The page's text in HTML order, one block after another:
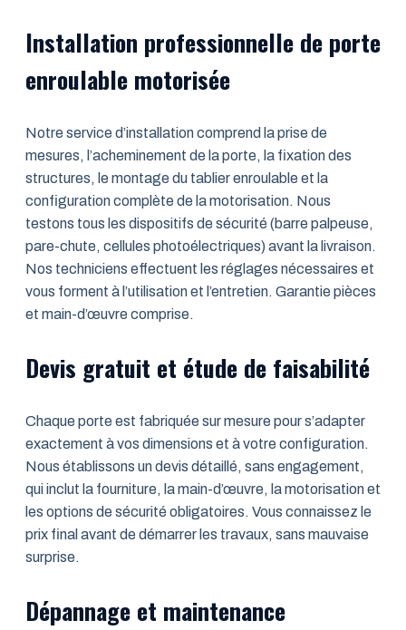
Installation professionnelle de porte
enroulable motorisée
Notre service d’installation comprend la prise de
mesures, l’acheminement de la porte, la fixation des
structures, le montage du tablier enroulable et la
configuration complète de la motorisation. Nous
testons tous les dispositifs de sécurité (barre palpeuse,
pare-chute, cellules photoélectriques) avant la livraison.
Nos techniciens effectuent les réglages nécessaires et
vous forment à l’utilisation et l’entretien. Garantie pièces
et main-d’œuvre comprise.
Devis gratuit et étude de faisabilité
Chaque porte est fabriquée sur mesure pour s’adapter
exactement à vos dimensions et à votre configuration.
Nous établissons un devis détaillé, sans engagement,
qui inclut la fourniture, la main-d’œuvre, la motorisation et
les options de sécurité obligatoires. Vous connaissez le
prix final avant de démarrer les travaux, sans mauvaise
surprise.
Dépannage et maintenance